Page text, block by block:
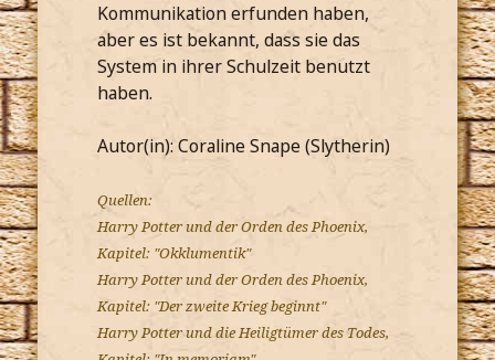
Kommunikation erfunden haben,
aber es ist bekannt, dass sie das
System in ihrer Schulzeit benutzt
haben.
Autor(in): Coraline Snape (Slytherin)
Quellen:
Harry Potter und der Orden des Phoenix,
Kapitel: "Okklumentik"
Harry Potter und der Orden des Phoenix,
Kapitel: "Der zweite Krieg beginnt"
Harry Potter und die Heiligtümer des Todes,